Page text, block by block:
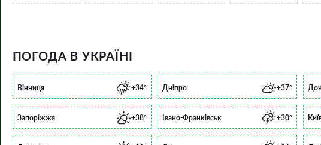
ПОГОДА В УКРАЇНІ
Вінниця +34° Дніпро +37°
Запоріжжя +38° Івано-Франківськ +30°